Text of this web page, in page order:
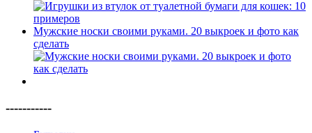
Мужские носки своими руками. 20 выкроек и фото как
сделать
-----------